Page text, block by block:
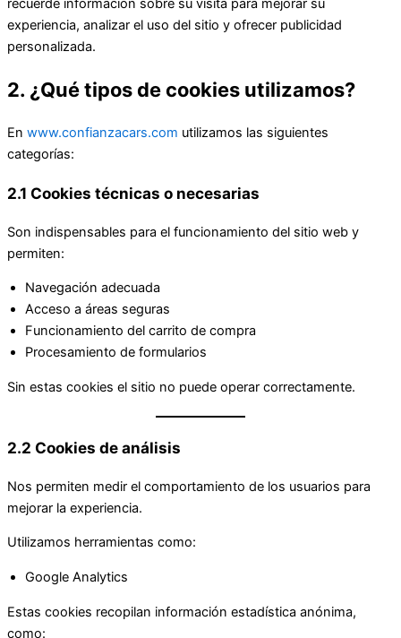
recuerde información sobre su visita para mejorar su
experiencia, analizar el uso del sitio y ofrecer publicidad
personalizada.
2. ¿Qué tipos de cookies utilizamos?
En www.confianzacars.com utilizamos las siguientes
categorías:
2.1 Cookies técnicas o necesarias
Son indispensables para el funcionamiento del sitio web y
permiten:
Navegación adecuada
Acceso a áreas seguras
Funcionamiento del carrito de compra
Procesamiento de formularios
Sin estas cookies el sitio no puede operar correctamente.
2.2 Cookies de análisis
Nos permiten medir el comportamiento de los usuarios para
mejorar la experiencia.
Utilizamos herramientas como:
Google Analytics
Estas cookies recopilan información estadística anónima,
como: